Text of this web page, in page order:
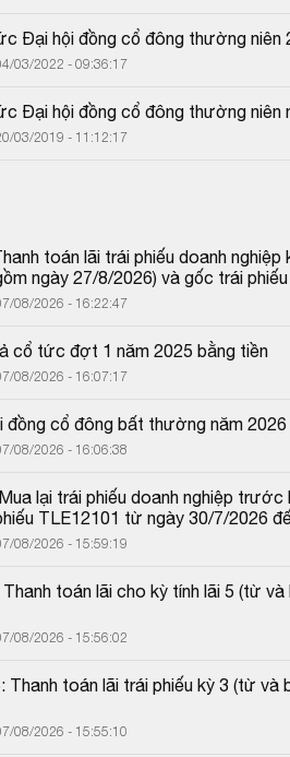
Đại hội đồng cổ đông thường niên
03/2022 - 09:36:17
Đại hội đồng cổ đông thường niên
03/2019 - 11:12:17
toán lãi trái phiếu doanh
ngày 27/8/2026) và gốc trái phiếu
08/2026 - 16:22:47
cổ tức đợt 1 năm 2025 bằng tiền
08/2026 - 16:07:17
đồng cổ đông bất thường năm 2026
08/2026 - 16:06:38
lại trái phiếu doanh nghiệp
TLE12101 từ ngày 30/7/2026
08/2026 - 15:59:19
toán lãi cho kỳ tính lãi 5 (từ
08/2026 - 15:56:02
Thanh toán lãi trái phiếu kỳ 3 (từ
08/2026 - 15:55:10